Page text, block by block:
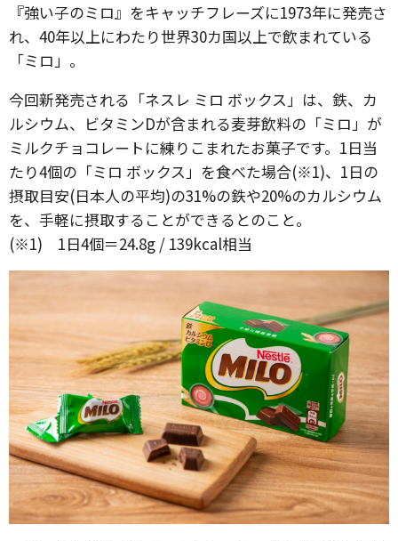
『強い子のミロ』をキャッチフレーズに1973年に発売さ
れ、40年以上にわたり世界30カ国以上で飲まれている
「ミロ」。
今回新発売される「ネスレ ミロ ボックス」は、鉄、カ
ルシウム、ビタミンDが含まれる麦芽飲料の「ミロ」が
ミルクチョコレートに練りこまれたお菓子です。1日当
たり4個の「ミロ ボックス」を食べた場合(※1)、1日の
摂取目安(日本人の平均)の31%の鉄や20%のカルシウム
を、手軽に摂取することができるとのこと。
(※1) 1日4個＝24.8g / 139kcal相当